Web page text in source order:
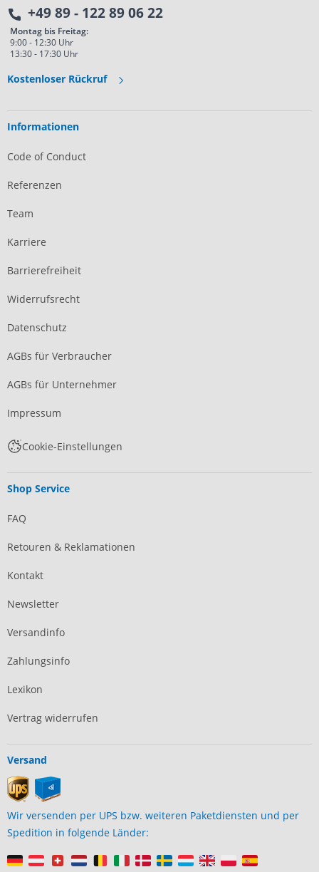
+49 89 - 122 89 06 22
Montag bis Freitag:
9:00 - 12:30 Uhr
13:30 - 17:30 Uhr
Kostenloser Rückruf
Informationen
Code of Conduct
Referenzen
Team
Karriere
Barrierefreiheit
Widerrufsrecht
Datenschutz
AGBs für Verbraucher
AGBs für Unternehmer
Impressum
Cookie-Einstellungen
Shop Service
FAQ
Retouren & Reklamationen
Kontakt
Newsletter
Versandinfo
Zahlungsinfo
Lexikon
Vertrag widerrufen
Versand
Wir versenden per UPS bzw. weiteren Paketdiensten und per
Spedition in folgende Länder: